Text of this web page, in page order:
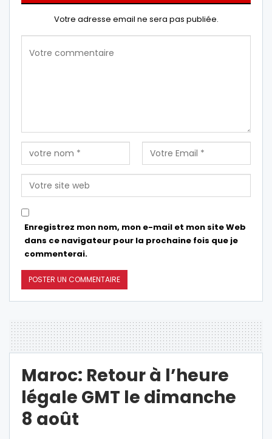
Votre adresse email ne sera pas publiée.
Enregistrez mon nom, mon e-mail et mon site Web
dans ce navigateur pour la prochaine fois que je
commenterai.
Maroc: Retour à l’heure
légale GMT le dimanche
8 août